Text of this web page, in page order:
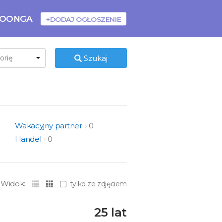
+DODAJ OGŁOSZENIE
Szukaj
Wakacyjny partner
0
Handel
0
Widok: tylko ze zdjęciem
25 lat